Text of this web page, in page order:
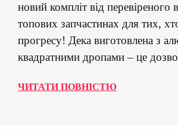
новий компліт від перевіреного
топових запчастинах для тих,
прогресу! Дека виготовлена з
квадратними дропами – це
гранях у стріті. Дека має
ЧИТАТИ ПОВНІСТЮ